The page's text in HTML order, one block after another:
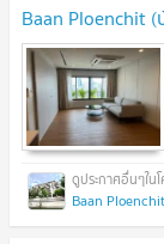
Baan Ploenchit
Baan